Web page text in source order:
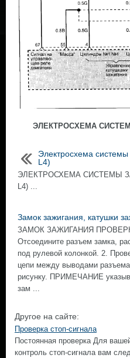
ЭЛЕКТРОСХЕМА
Электросхема
L4)
ЭЛЕКТРОСХЕМА СИСТЕМЫ
L4) ...
Замок зажигания, катушки
ЗАМОК ЗАЖИГАНИЯ
Отсоедините разъем замка,
под рулевой колонкой. 2.
цепи между выводами
рисунку. ПРИМЕЧАНИЕ
зам ...
Другое на сайте:
Проверка стоп-сигнала
Постоянная проверка Для
контроль стоп-сигнала вам